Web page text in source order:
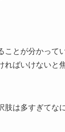
ことが分かって
ればいけないと
肢は多すぎてな